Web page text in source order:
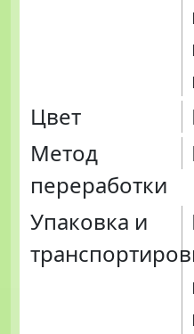
Цвет
Метод
переработки
Упаковка и